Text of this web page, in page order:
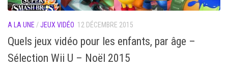
A LA UNE /JEUX VIDÉO 12 DÉCEMBRE 2015
Quels jeux vidéo pour les enfants, par âge –
Sélection Wii U – Noël 2015